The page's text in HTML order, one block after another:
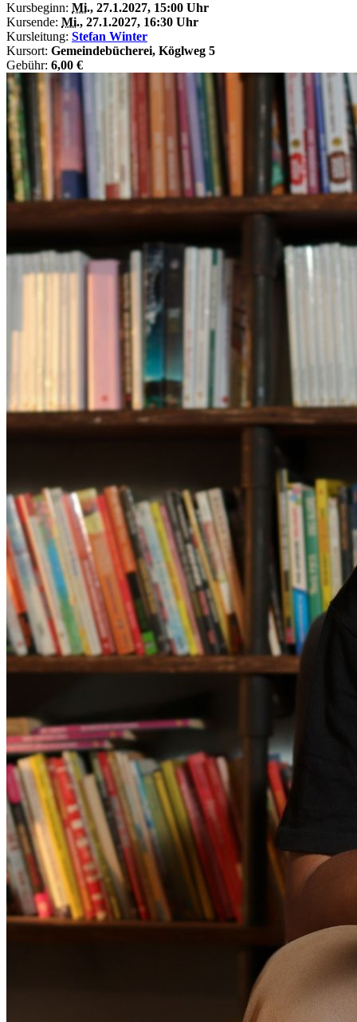
Kursbeginn: Mi., 27.1.2027, 15:00 Uhr
Kursende: Mi., 27.1.2027, 16:30 Uhr
Kursleitung: Stefan Winter
Kursort: Gemeindebücherei, Köglweg 5
Gebühr: 6,00 €